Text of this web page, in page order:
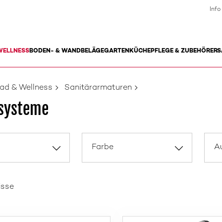
BODEN- & WANDBELÄGEGARTENKÜCHEPFLEGE & ZUBEHÖR
Info
& Wellness Sanitärarmaturen
Farbe